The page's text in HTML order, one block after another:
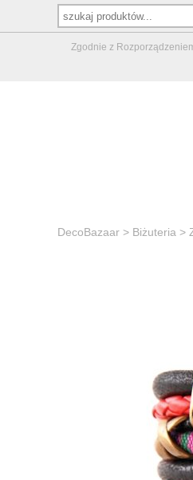
Zgodnie z
DecoBazaar > Biżuteria >